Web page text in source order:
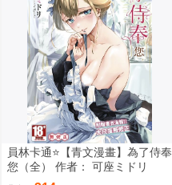
員林卡通⭐️【青文漫畫】為了侍奉
您（全） 作者： 可座ミドリ